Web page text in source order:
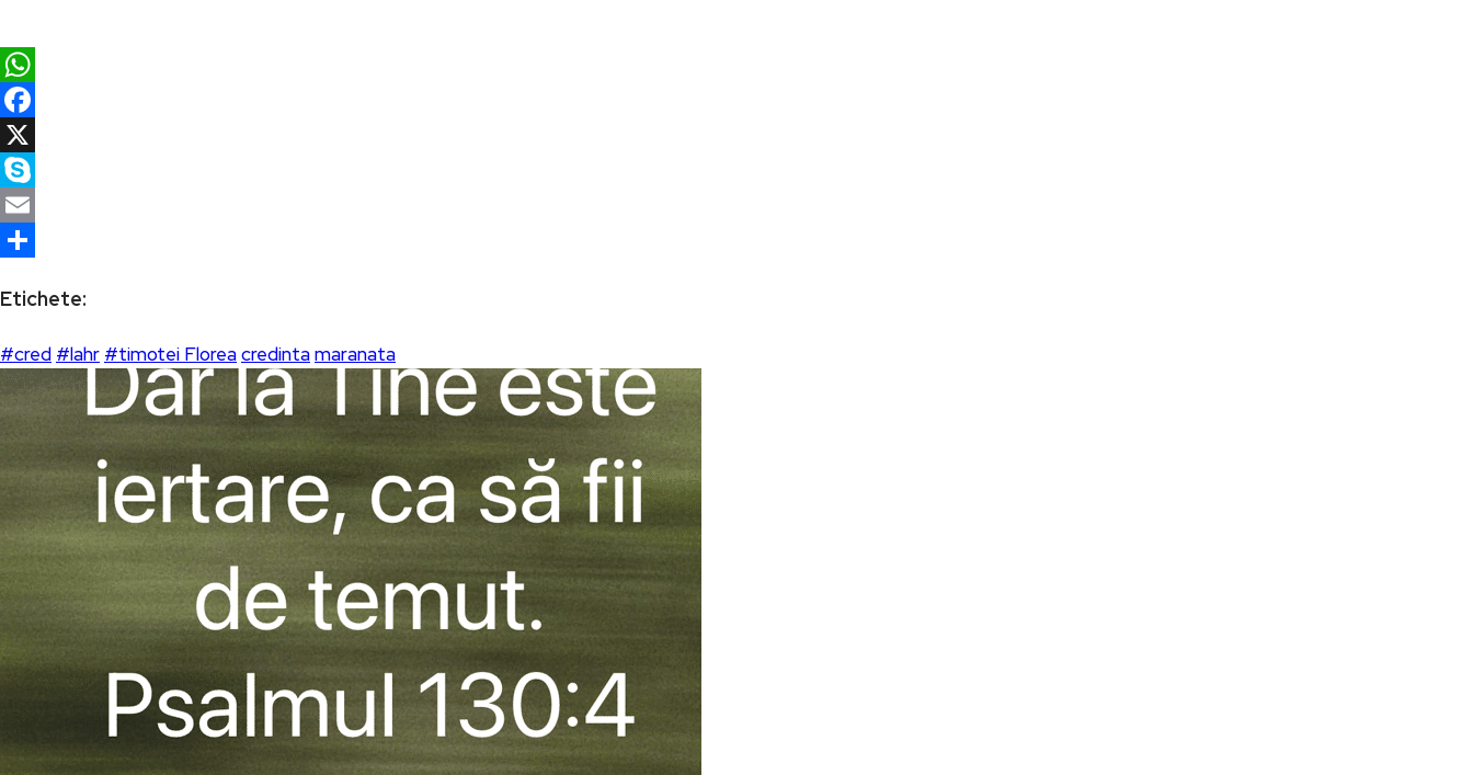
WhatsApp
Facebook
X
Skype
Email
Etichete:
#cred #lahr #timotei Floreacredintamaranata